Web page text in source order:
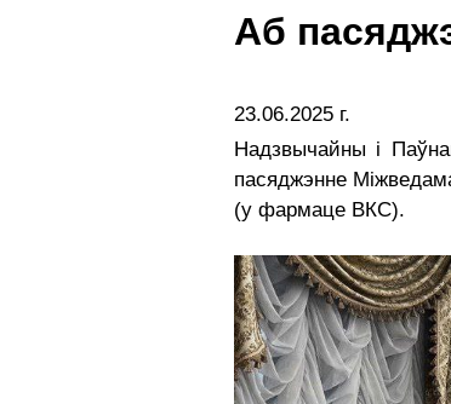
Аб
23.06.2025 г.
Надзвычайны і
пасяджэнне
(у фармаце ВКС).